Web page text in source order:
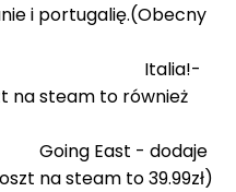
portugalię.(Obecny
to 69.99zł)
na steam to również
- dodaje
na steam to 39.99zł)